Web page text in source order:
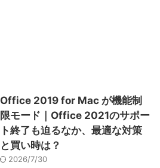
Office 2019 for Mac が機能制
限モード｜Office 2021のサポー
ト終了も迫るなか、最適な対策
と買い時は？
2026/7/30